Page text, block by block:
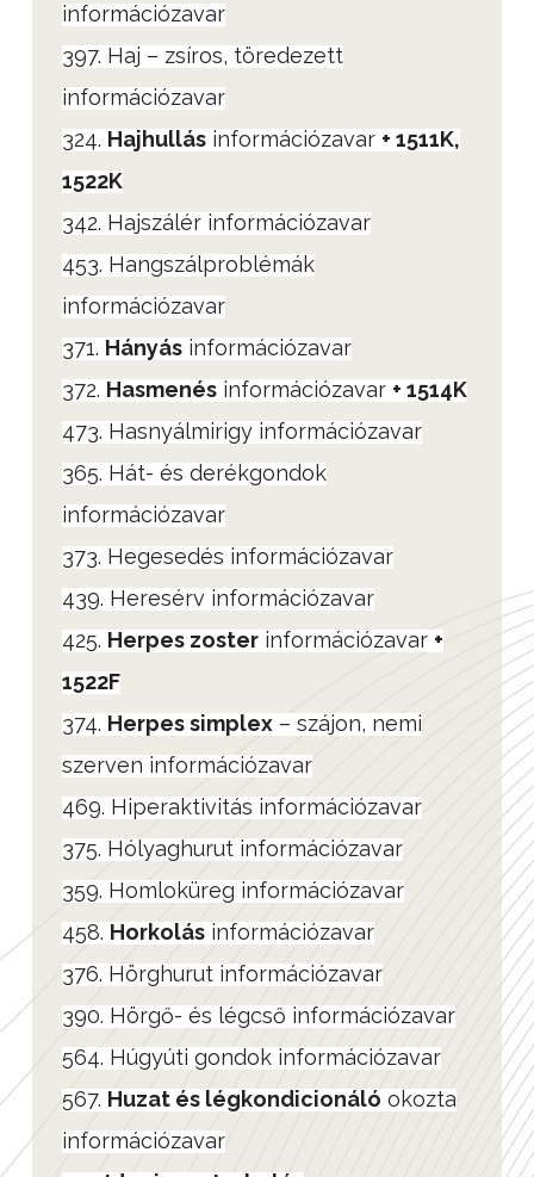
információzavar
397. Haj – zsíros, töredezett
információzavar
324. Hajhullás információzavar + 1511K,
1522K
342. Hajszálér információzavar
453. Hangszálproblémák
információzavar
371. Hányás információzavar
372. Hasmenés információzavar + 1514K
473. Hasnyálmirigy információzavar
365. Hát- és derékgondok
információzavar
373. Hegesedés információzavar
439. Heresérv információzavar
425. Herpes zoster információzavar +
1522F
374. Herpes simplex – szájon, nemi
szerven információzavar
469. Hiperaktivitás információzavar
375. Hólyaghurut információzavar
359. Homloküreg információzavar
458. Horkolás információzavar
376. Hörghurut információzavar
390. Hörgő- és légcső információzavar
564. Húgyúti gondok információzavar
567. Huzat és légkondicionáló okozta
információzavar